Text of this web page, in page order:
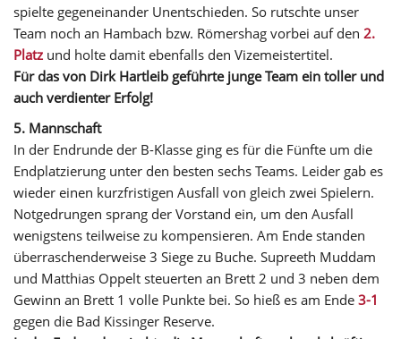
spielte gegeneinander Unentschieden. So rutschte unser
Team noch an Hambach bzw. Römershag vorbei auf den 2.
Platz und holte damit ebenfalls den Vizemeistertitel.
Für das von Dirk Hartleib geführte junge Team ein toller und
auch verdienter Erfolg!
5. Mannschaft
In der Endrunde der B-Klasse ging es für die Fünfte um die
Endplatzierung unter den besten sechs Teams. Leider gab es
wieder einen kurzfristigen Ausfall von gleich zwei Spielern.
Notgedrungen sprang der Vorstand ein, um den Ausfall
wenigstens teilweise zu kompensieren. Am Ende standen
überraschenderweise 3 Siege zu Buche. Supreeth Muddam
und Matthias Oppelt steuerten an Brett 2 und 3 neben dem
Gewinn an Brett 1 volle Punkte bei. So hieß es am Ende 3-1
gegen die Bad Kissinger Reserve.